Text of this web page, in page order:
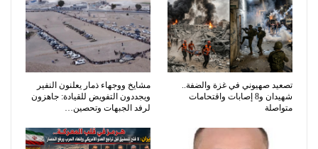
تصعيد صهيوني في غزة والضفة..
شهيدان و8 إصابات واقتحامات
متواصلة
مشايخ ووجهاء ذمار يعلنون النفير
ويجددون التفويض للقيادة: جاهزون
لرفد الجبهات وتحصين…